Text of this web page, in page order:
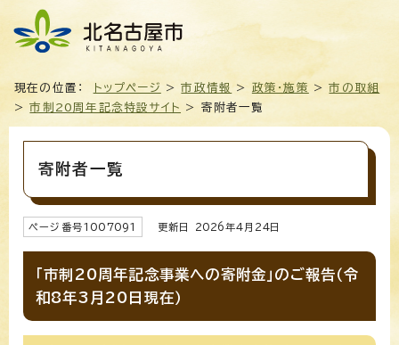
現在の位置： トップページ >市政情報 > 政策・施策 >市の取組
>市制20周年記念特設サイト > 寄附者一覧
寄附者一覧
ページ番号1007091 更新日 2026年4月 24日
「市制20周年記念事業への寄附金」のご報告（令
和8年3月20日現在）